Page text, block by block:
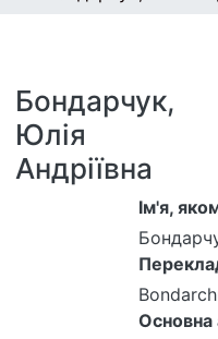
Бондарчук,
Юлія
Андріївна
Ім'я,
Основна